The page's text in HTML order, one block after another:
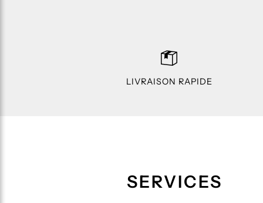
LIVRAISON RAPIDE
SERVICES